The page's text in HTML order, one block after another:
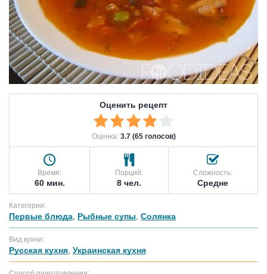
Оценить рецепт
Оценка: 3.7 (65 голосов)
Время:
60 мин.
Порций:
8 чел.
Сложность:
Средне
Категории:
Первые блюда Рыбные супы Солянка
Вид кухни:
Русская кухня Украинская кухня